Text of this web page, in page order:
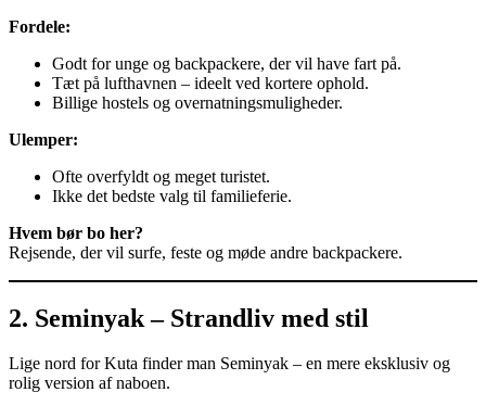
Fordele:
Godt for unge og backpackere, der vil have fart på.
Tæt på lufthavnen – ideelt ved kortere ophold.
Billige hostels og overnatningsmuligheder.
Ulemper:
Ofte overfyldt og meget turistet.
Ikke det bedste valg til familieferie.
Hvem bør bo her?
Rejsende, der vil surfe, feste og møde andre backpackere.
2. Seminyak – Strandliv med stil
Lige nord for Kuta finder man Seminyak – en mere eksklusiv og
rolig version af naboen.